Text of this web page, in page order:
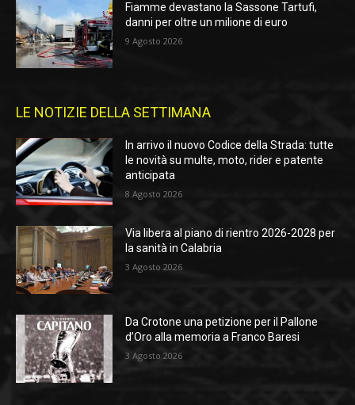
Fiamme devastano la Sassone Tartufi,
danni per oltre un milione di euro
9 Agosto 2026
LE NOTIZIE DELLA SETTIMANA
In arrivo il nuovo Codice della Strada: tutte
le novità su multe, moto, rider e patente
anticipata
8 Agosto 2026
Via libera al piano di rientro 2026-2028 per
la sanità in Calabria
3 Agosto 2026
Da Crotone una petizione per il Pallone
d’Oro alla memoria a Franco Baresi
3 Agosto 2026